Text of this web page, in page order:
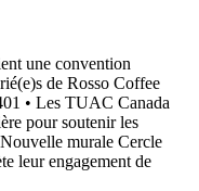
une convention
de Rosso Coffee
• Les TUAC Canada
pour soutenir les
murale Cercle
leur engagement de